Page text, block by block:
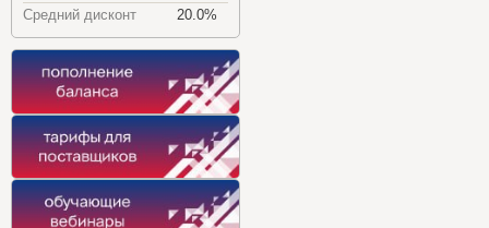
Средний дисконт
20.0%